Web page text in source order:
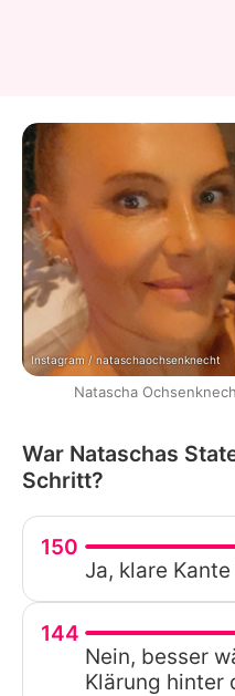
Instagram / nataschaochsenknecht
Natascha
War Nataschas
Schritt?
150
Ja, klare
144
Nein, besser
Klärung hinter